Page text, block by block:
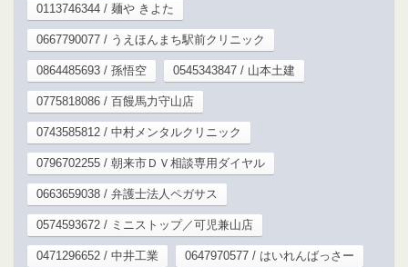
0113746344 / 麺や きよた
0667790077 / うえほんまち駅前クリニック
0864485693 / 孫悟空 0545343847 / 山本土建
0775818086 / 百饅馬力守山店
0743585812 / 中村メンタルクリニック
0796702255 / 朝来市ＤＶ相談専用ダイヤル
0663659038 / 弁護士法人ペガサス
0574593672 / ミニストップ／可児兼山店
0471296652 / 中井工業 0647970577 / はいれんばっさー